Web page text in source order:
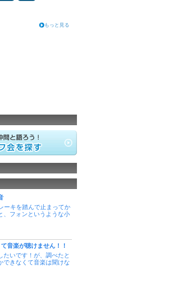
もっと見る
ーキを踏んで止まってか
、フォンというような小
音楽が聴けません！！
たいです！が、調べたと
できなくて音楽は聞けな